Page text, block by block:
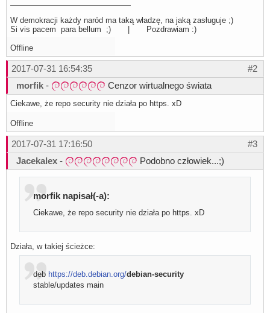
W demokracji każdy naród ma taką władzę, na jaką zasługuje ;)
Si vis pacem para bellum ;) | Pozdrawiam :)
Offline
#2
2017-07-31 16:54:35
morfik - Cenzor wirtualnego świata
Ciekawe, że repo security nie działa po https. xD
Offline
#3
2017-07-31 17:16:50
Jacekalex - Podobno człowiek...;)
morfik napisał(-a):
Ciekawe, że repo security nie działa po https. xD
Działa, w takiej ścieżce:
deb https://deb.debian.org/debian-security
stable/updates main